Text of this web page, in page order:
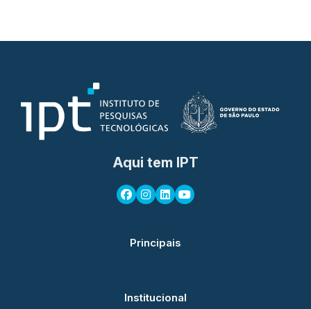
Aqui tem IPT
Principais
Institucional